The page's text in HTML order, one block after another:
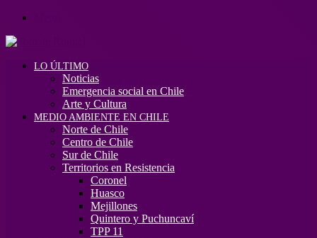
LO ÚLTIMO
Noticias
Emergencia social en Chile
Arte y Cultura
MEDIO AMBIENTE EN CHILE
Norte de Chile
Centro de Chile
Sur de Chile
Territorios en Resistencia
Coronel
Huasco
Mejillones
Quintero y Puchuncaví
TPP 11